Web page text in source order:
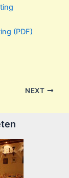
(PDF)
NEXT